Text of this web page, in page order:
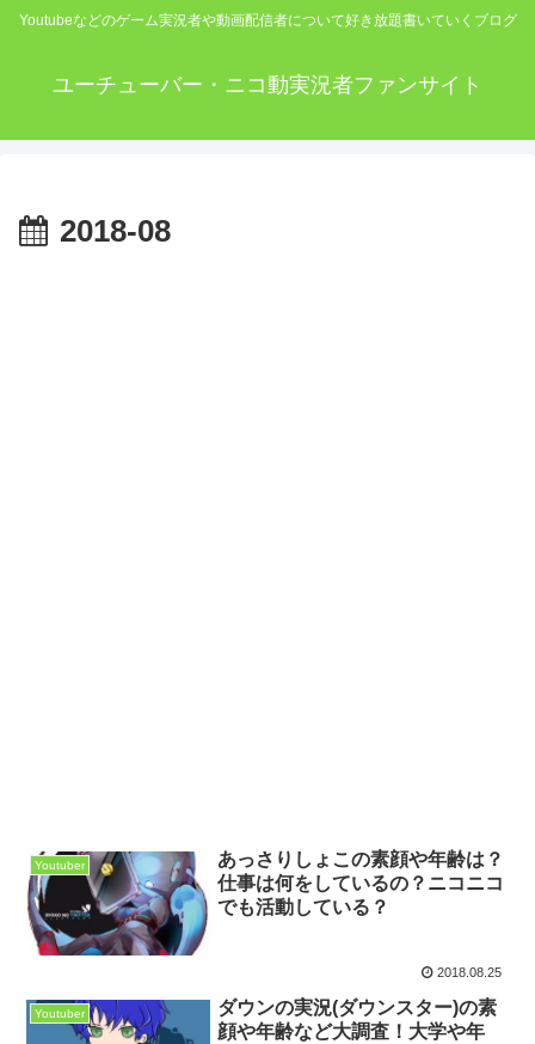
Youtubeなどのゲーム実況者や動画配信者について好き放題書いていくブログ
ユーチューバー・ニコ動実況者ファンサイト
2018-08
Youtuber
あっさりしょこの素顔や年齢は？
仕事は何をしているの？ニコニコ
でも活動している？
2018.08.25
Youtuber
ダウンの実況(ダウンスター)の素
顔や年齢など大調査！大学や年